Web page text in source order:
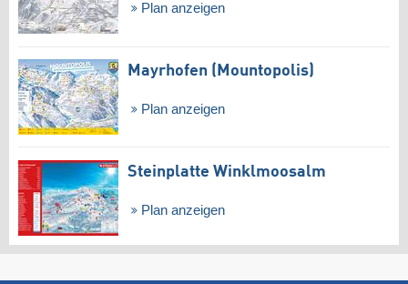
Plan anzeigen
Mayrhofen (Mountopolis)
Plan anzeigen
Steinplatte Winklmoosalm
Plan anzeigen